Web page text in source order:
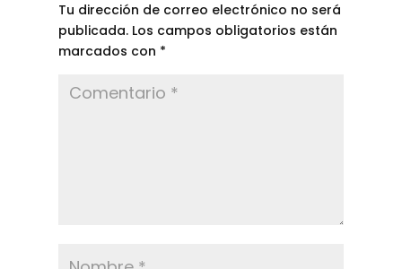
Tu dirección de correo electrónico no será
publicada. Los campos obligatorios están
marcados con *